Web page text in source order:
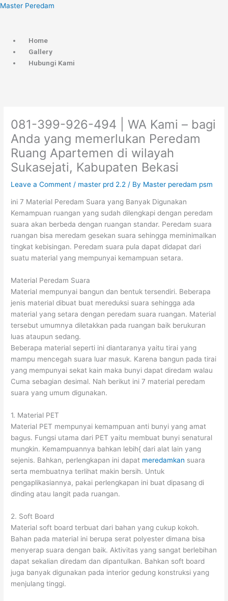
Skip
Master Peredam
Menu
Home
Gallery
Hubungi Kami
081-399-926-494 | WA Kami – bagi
Anda yang memerlukan Peredam
Ruang Apartemen di wilayah
Sukasejati, Kabupaten Bekasi
Leave a Comment / master prd 2.2 / By Master peredam psm
ini 7 Material Peredam Suara yang Banyak Digunakan
Kemampuan ruangan yang sudah dilengkapi dengan peredam
suara akan berbeda dengan ruangan standar. Peredam suara
ruangan bisa meredam gesekan suara sehingga meminimalkan
tingkat kebisingan. Peredam suara pula dapat didapat dari
suatu material yang mempunyai kemampuan setara.
Material Peredam Suara
Material mempunyai bangun dan bentuk tersendiri. Beberapa
jenis material dibuat buat mereduksi suara sehingga ada
material yang setara dengan peredam suara ruangan. Material
tersebut umumnya diletakkan pada ruangan baik berukuran
luas ataupun sedang.
Beberapa material seperti ini diantaranya yaitu tirai yang
mampu mencegah suara luar masuk. Karena bangun pada tirai
yang mempunyai sekat kain maka bunyi dapat diredam walau
Cuma sebagian desimal. Nah berikut ini 7 material peredam
suara yang umum digunakan.
1. Material PET
Material PET mempunyai kemampuan anti bunyi yang amat
bagus. Fungsi utama dari PET yaitu membuat bunyi senatural
mungkin. Kemampuannya bahkan lebih{ dari alat lain yang
sejenis. Bahkan, perlengkapan ini dapat meredamkan suara
serta membuatnya terlihat makin bersih. Untuk
pengaplikasiannya, pakai perlengkapan ini buat dipasang di
dinding atau langit pada ruangan.
2. Soft Board
Material soft board terbuat dari bahan yang cukup kokoh.
Bahan pada material ini berupa serat polyester dimana bisa
menyerap suara dengan baik. Aktivitas yang sangat berlebihan
dapat sekalian diredam dan dipantulkan. Bahkan soft board
juga banyak digunakan pada interior gedung konstruksi yang
menjulang tinggi.